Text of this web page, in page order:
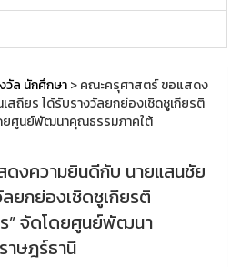
วัล นักศึกษา> คณะครุศาสตร์ ขอแสดง
สถียร ได้รับรางวัลยกย่องเชิดชูเกียรติ
ดยศูนย์พัฒนาคุณธรรมภาคใต้
งความยินดีกับ นายแสนชัย
ยกย่องเชิดชูเกียรติ
ร” จัดโดยศูนย์พัฒนา
าษฎร์ธานี